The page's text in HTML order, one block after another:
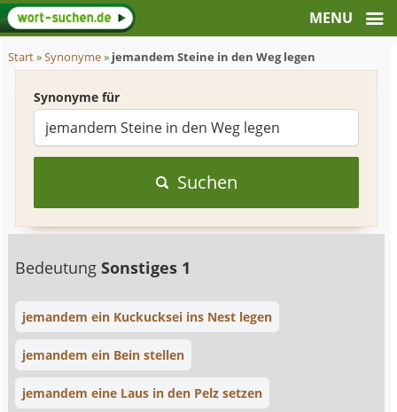
Start»Synonyme» jemandem Steine in den Weg legen
Synonyme für
Suchen
BedeutungSonstiges 1
jemandem ein Kuckucksei ins Nest legen
jemandem ein Bein stellen
jemandem eine Laus in den Pelz setzen